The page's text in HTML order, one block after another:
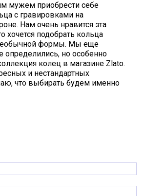
мужем приобрести себе
с гравировками на
Нам очень нравится эта
хочется подобрать кольца
формы. Мы еще
определились, но особенно
колец в магазине Zlato.
и нестандартных
что выбирать будем именно